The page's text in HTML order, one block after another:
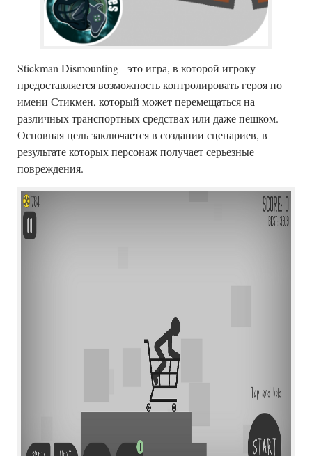
Stickman Dismounting - это игра, в которой игроку
предоставляется возможность контролировать героя по
имени Стикмен, который может перемещаться на
различных транспортных средствах или даже пешком.
Основная цель заключается в создании сценариев, в
результате которых персонаж получает серьезные
повреждения.